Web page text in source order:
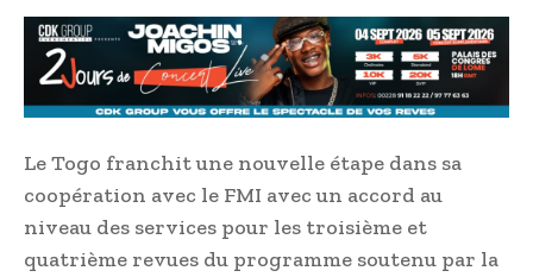
Le Togo franchit une nouvelle étape dans sa
coopération avec le FMI avec un accord au
niveau des services pour les troisième et
quatrième revues du programme soutenu par la